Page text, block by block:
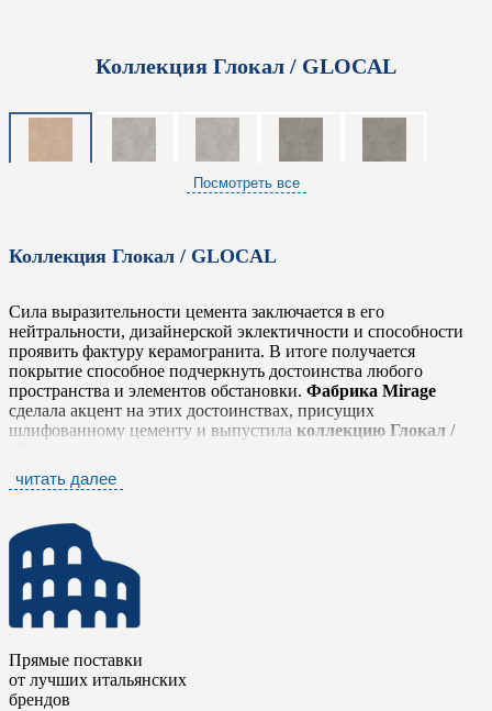
Коллекция Глокал / GLOCAL
Посмотреть все
Коллекция Глокал / GLOCAL
Сила выразительности цемента заключается в его
нейтральности, дизайнерской эклектичности и способности
проявить фактуру керамогранита. В итоге получается
покрытие способное подчеркнуть достоинства любого
пространства и элементов обстановки. Фабрика Mirage
сделала акцент на этих достоинствах, присущих
шлифованному цементу и выпустила коллекцию Глокал /
наиболее оригинальном облике, не забывая о тщательной
Коллекция Глокал / Glocal
нейтральными тонами от белого до антрацита, которые
прекрасно сочетаются между собой. Серия дополнена яркими
элементами в стиле «Печворк» и стилизованными
мозаичными плашками в виде вытянутых ромбов. Такое
разнообразие позволяет комбинировать плитку с другими
коллекциямифабрики Mirage
выразительными дизайнерские и интерьерные решения.
читать далее
Прямые поставки
от лучших итальянских
брендов